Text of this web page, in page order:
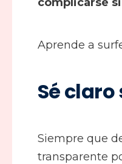
Aprende a
Sé
Siempre que
transparente